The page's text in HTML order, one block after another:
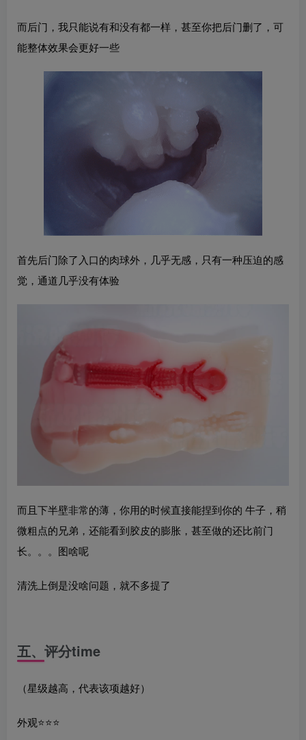
而后门，我只能说有和没有都一样，甚至你把后门删了，可
能整体效果会更好一些
首先后门除了入口的肉球外，几乎无感，只有一种压迫的感
觉，通道几乎没有体验
而且下半壁非常的薄，你用的时候直接能捏到你的 牛子，稍
微粗点的兄弟，还能看到胶皮的膨胀，甚至做的还比前门
长。。。图啥呢
清洗上倒是没啥问题，就不多提了
五、评分time
（星级越高，代表该项越好）
外观⭐️⭐️⭐️